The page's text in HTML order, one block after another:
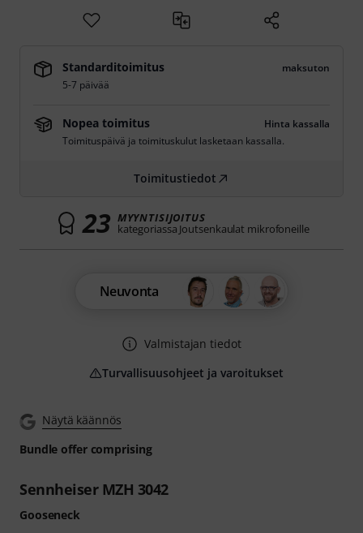
Näytä käännös
Bundle offer comprising
Sennheiser MZH 3042
Gooseneck
Standarditoimitus
maksuton
5-7 päivää
Nopea toimitus
Hinta kassalla
Toimituspäivä ja toimituskulut lasketaan kassalla.
Toimitustiedot
23 MYYNTISIJOITUS
kategoriassa Joutsenkaulat mikrofoneille
Neuvonta
Valmistajan tiedot
Turvallisuusohjeet ja varoitukset